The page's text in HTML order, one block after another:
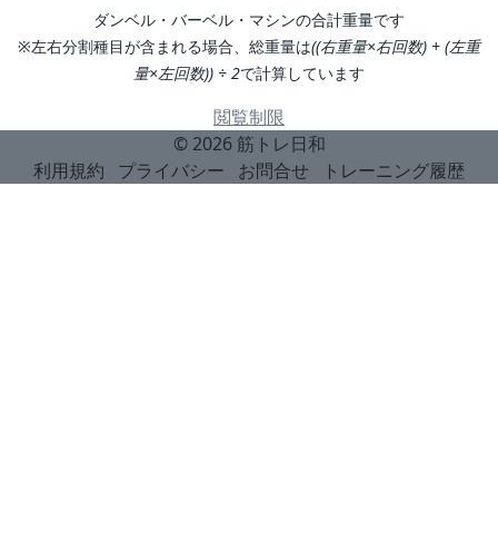
ダンベル・バーベル・マシンの合計重量です
※左右分割種目が含まれる場合、総重量は((右重量×右回数) + (左重
量×左回数)) ÷ 2で計算しています
閲覧制限
© 2026 筋トレ日和
利用規約
プライバシー お問合せ トレーニング履歴